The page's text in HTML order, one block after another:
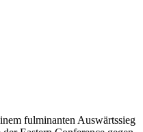
fulminanten Auswärtssieg